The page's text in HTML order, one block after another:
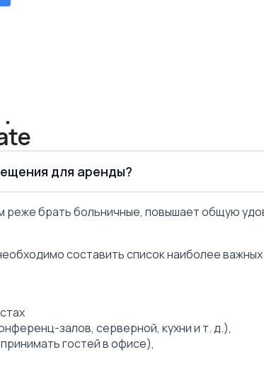
для аренды?
реже брать больничные, повышает общую
составить список наиболее важных
залов, серверной, кухни и т. д.),
гостей в офисе),